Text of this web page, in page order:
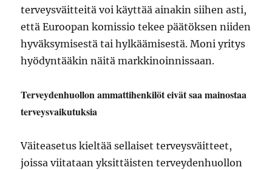
terveysväitteitä voi käyttää ainakin siihen asti,
että Euroopan komissio tekee päätöksen niiden
hyväksymisestä tai hylkäämisestä. Moni yritys
hyödyntääkin näitä markkinoinnissaan.
Terveydenhuollon ammattihenkilöt eivät saa mainostaa
terveysvaikutuksia
Väiteasetus kieltää sellaiset terveysväitteet,
joissa viitataan yksittäisten terveydenhuollon